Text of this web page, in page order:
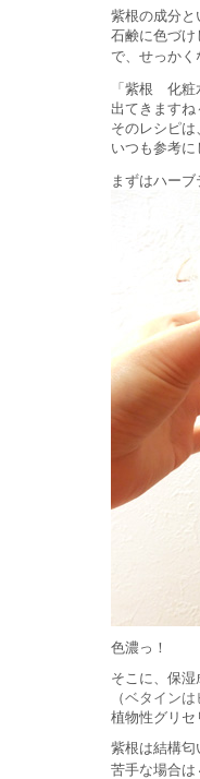
紫根の成分と
石鹸に色づけ
で、せっかく
「紫根 化粧
出てきますね
そのレシピは
いつも参考
まずはハーブ
色濃っ！
そこに、保湿
（ベタインは
植物性グリセ
紫根は結構
苦手な場合は